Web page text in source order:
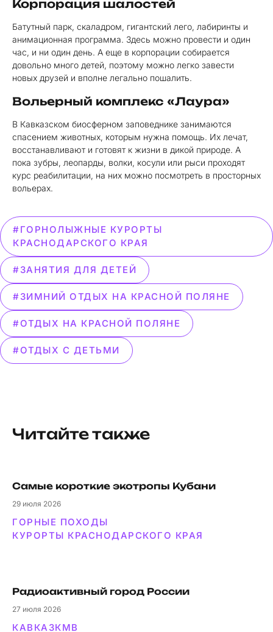
Корпорация шалостей
Батутный парк, скаладром, гигантский лего, лабиринты и
анимационная программа. Здесь можно провести и один
час, и ни один день. А еще в корпорации собирается
довольно много детей, поэтому можно легко завести
новых друзей и вполне легально пошалить.
Вольерный комплекс «Лаура»
В Кавказском биосферном заповеднике занимаются
спасением животных, которым нужна помощь. Их лечат,
восстанавливают и готовят к жизни в дикой природе. А
пока зубры, леопарды, волки, косули или рыси проходят
курс реабилитации, на них можно посмотреть в просторных
вольерах.
#ГОРНОЛЫЖНЫЕ КУРОРТЫ
КРАСНОДАРСКОГО КРАЯ
#ЗАНЯТИЯ ДЛЯ ДЕТЕЙ
#ЗИМНИЙ ОТДЫХ НА КРАСНОЙ ПОЛЯНЕ
#ОТДЫХ НА КРАСНОЙ ПОЛЯНЕ
#ОТДЫХ С ДЕТЬМИ
Читайте также
Самые короткие экотропы Кубани
29 июля 2026
ГОРНЫЕ ПОХОДЫ
КУРОРТЫ КРАСНОДАРСКОГО КРАЯ
Радиоактивный город России
27 июля 2026
КАВКАЗКМВ